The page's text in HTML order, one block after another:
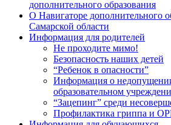
дополнительного образования
О Навигаторе дополнительного
Самарской области
Информация для родителей
Не проходите мимо!
Безопасность наших детей
“Ребенок в опасности”
Информация о
образовательном
“Зацепинг” среди
Профилактика гриппа и